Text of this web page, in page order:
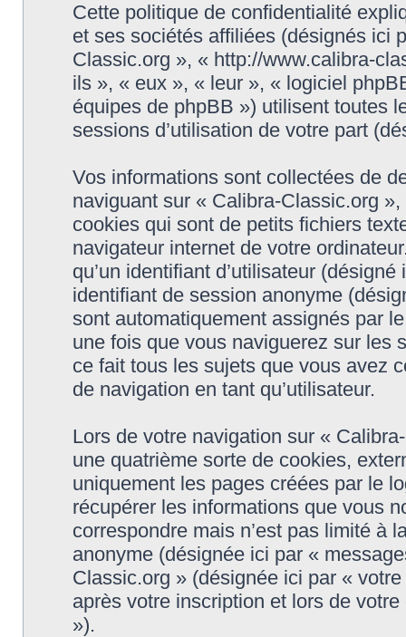
Cette politique de confidentialité
et ses sociétés affiliées (désignés ici
Classic.org », « http://www.calibra-
ils », « eux », « leur », « logiciel
équipes de phpBB ») utilisent toutes
sessions d’utilisation de votre part
Vos informations sont collectées de
naviguant sur « Calibra-Classic.org
cookies qui sont de petits fichiers
navigateur internet de votre
qu’un identifiant d’utilisateur
identifiant de session anonyme
sont automatiquement assignés par
une fois que vous naviguerez sur les
ce fait tous les sujets que vous avez
de navigation en tant qu’utilisateur.
Lors de votre navigation sur «
une quatrième sorte de cookies,
uniquement les pages créées par le
récupérer les informations que vous
correspondre mais n’est pas limité à
anonyme (désignée ici par «
Classic.org » (désignée ici par «
après votre inscription et lors de
»).